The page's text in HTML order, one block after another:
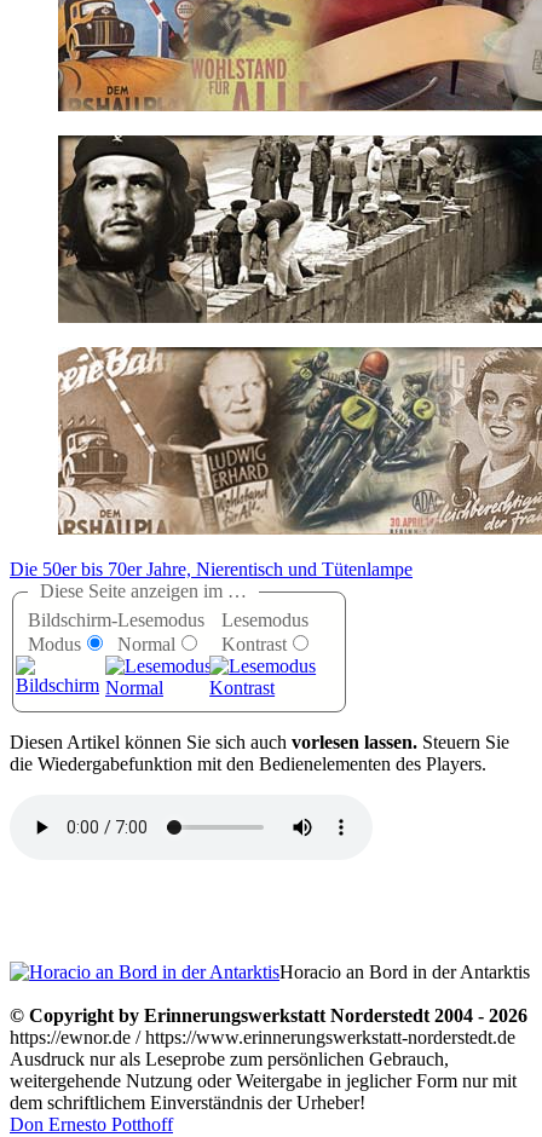
Die 50er bis 70er Jahre, Nierentisch und Tütenlampe
Diese Seite anzeigen im …
Bildschirm-
Modus
Lesemodus
Normal
Lesemodus
Kontrast
Diesen Artikel können Sie sich auch vorlesen lassen. Steuern Sie
die Wiedergabefunktion mit den Bedienelementen des Players.
Horacio an Bord in der Antarktis
© Copyright by Erinnerungswerkstatt Norderstedt 2004 - 2026
https://ewnor.de / https://www.erinnerungswerkstatt-norderstedt.de
Ausdruck nur als Leseprobe zum persönlichen Gebrauch,
weitergehende Nutzung oder Weitergabe in jeglicher Form nur mit
dem schriftlichem Einverständnis der Urheber!
Don Ernesto Potthoff